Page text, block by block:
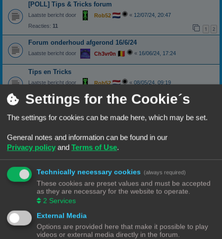
[POLL] Tips & Tricks forum
Laatste bericht door Rob52 « 12/07/24, 20:47
Reacties: 11 1 2
Forum onderhoud afgerond 16/6/24
Laatste bericht door Ch3vr0n « 16/06/24, 17:24
Tips en Tricks
Laatste bericht door Rob52 « 08/05/24, 09:19
Reacties: 11
Laatste bericht door Vink «02/05/24, 17:50
Forum onderhoud afgerond 24/04/24
Menu losgekoppeld?
Laatste bericht door 3DWim «05/04/24, 20:13
Reacties:7
Gcode upload lukt niet
Laatste bericht door
Reacties:17 1
Settings for the Cookie´s
The settings for cookies can be made here, which may be set.
General notes and information can be found in our
Privacy policy and Terms of Use.
Technically necessary cookies (always required)
These cookies are preset values and must be accepted
as they are necessary for the website to operate.
2 Services
External Media
Options are provided here that make it possible to play
videos or external media directly in the forum.